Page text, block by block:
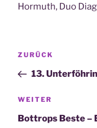
Hormuth, Duo
Vorheriger
Beitrag
ZURÜCK
13.
Nächster
Beitrag
WEITER
Bottrops Beste –